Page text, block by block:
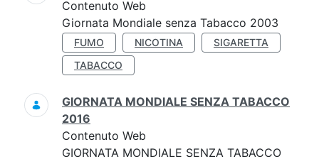
Contenuto Web
Giornata Mondiale senza Tabacco 2003
FUMO NICOTINA
SIGARETTA
TABACCO
GIORNATA MONDIALE SENZA TABACCO
2016
Contenuto Web
GIORNATA MONDIALE SENZA TABACCO